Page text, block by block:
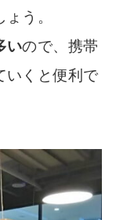
う。
いので、携帯
いくと便利で